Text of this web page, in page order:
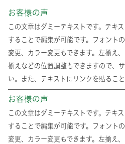
お客様の声
この文章はダミーテキストです。テキ
することで編集が可能です。フォント
変更、カラー変更もできます。左揃え
揃えなどの位置調整もできますので、
い。また、テキストにリンクを貼ること
お客様の声
この文章はダミーテキストです。テキ
することで編集が可能です。フォント
変更、カラー変更もできます。左揃え